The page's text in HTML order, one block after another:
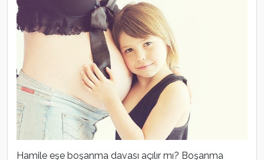
Hamile eşe boşanma davası açılır mı? Boşanma